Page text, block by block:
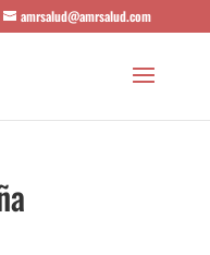
amrsalud@amrsalud.com